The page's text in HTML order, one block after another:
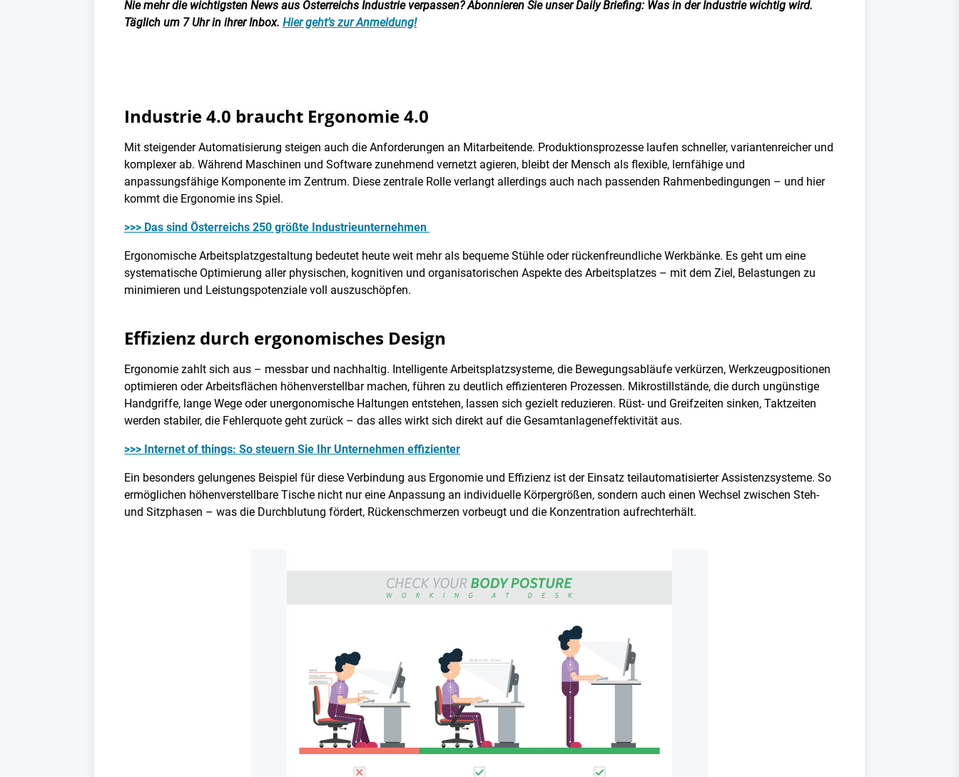
Nie mehr die wichtigsten News aus Österreichs Industrie verpassen? Abonnieren Sie unser Daily Briefing: Was in der Industrie wichtig wird.
Täglich um 7 Uhr in ihrer Inbox. Hier geht’s zur Anmeldung!
Industrie 4.0 braucht Ergonomie 4.0
Mit steigender Automatisierung steigen auch die Anforderungen an Mitarbeitende. Produktionsprozesse laufen schneller, variantenreicher und
komplexer ab. Während Maschinen und Software zunehmend vernetzt agieren, bleibt der Mensch als flexible, lernfähige und
anpassungsfähige Komponente im Zentrum. Diese zentrale Rolle verlangt allerdings auch nach passenden Rahmenbedingungen – und hier
kommt die Ergonomie ins Spiel.
>>> Das sind Österreichs 250 größte Industrieunternehmen
Ergonomische Arbeitsplatzgestaltung bedeutet heute weit mehr als bequeme Stühle oder rückenfreundliche Werkbänke. Es geht um eine
systematische Optimierung aller physischen, kognitiven und organisatorischen Aspekte des Arbeitsplatzes – mit dem Ziel, Belastungen zu
minimieren und Leistungspotenziale voll auszuschöpfen.
Effizienz durch ergonomisches Design
Ergonomie zahlt sich aus – messbar und nachhaltig. Intelligente Arbeitsplatzsysteme, die Bewegungsabläufe verkürzen, Werkzeugpositionen
optimieren oder Arbeitsflächen höhenverstellbar machen, führen zu deutlich effizienteren Prozessen. Mikrostillstände, die durch ungünstige
Handgriffe, lange Wege oder unergonomische Haltungen entstehen, lassen sich gezielt reduzieren. Rüst- und Greifzeiten sinken, Taktzeiten
werden stabiler, die Fehlerquote geht zurück – das alles wirkt sich direkt auf die Gesamtanlageneffektivität aus.
>>> Internet of things: So steuern Sie Ihr Unternehmen effizienter
Ein besonders gelungenes Beispiel für diese Verbindung aus Ergonomie und Effizienz ist der Einsatz teilautomatisierter Assistenzsysteme. So
ermöglichen höhenverstellbare Tische nicht nur eine Anpassung an individuelle Körpergrößen, sondern auch einen Wechsel zwischen Steh-
und Sitzphasen – was die Durchblutung fördert, Rückenschmerzen vorbeugt und die Konzentration aufrechterhält.